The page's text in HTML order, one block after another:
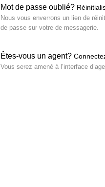
Mot de passe oublié?
Nous vous enverrons un lien de
de passe sur votre de messagerie.
Êtes-vous un agent?
Vous serez amené à l’interface